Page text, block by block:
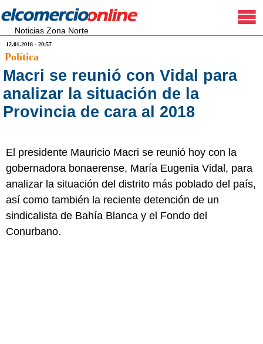
Noticias Zona Norte
12.01.2018 - 20:57
Política
Macri se reunió con Vidal para
analizar la situación de la
Provincia de cara al 2018
El presidente Mauricio Macri se reunió hoy con la
gobernadora bonaerense, María Eugenia Vidal, para
analizar la situación del distrito más poblado del país,
así como también la reciente detención de un
sindicalista de Bahía Blanca y el Fondo del
Conurbano.